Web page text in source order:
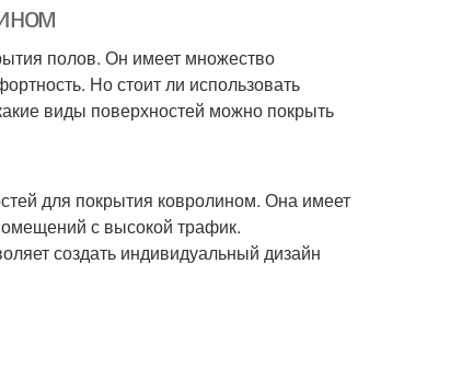
полов. Он имеет множество
Но стоит ли использовать
виды поверхностей можно покрыть
для покрытия ковролином. Она имеет
с высокой трафик.
создать индивидуальный дизайн